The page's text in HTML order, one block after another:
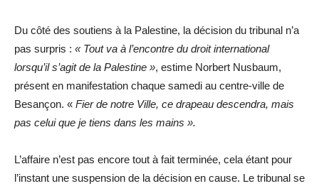
Du côté des soutiens à la Palestine, la décision du tribunal n’a
pas surpris : « Tout va à l’encontre du droit international
lorsqu’il s’agit de la Palestine », estime Norbert Nusbaum,
présent en manifestation chaque samedi au centre-ville de
Besançon. « Fier de notre Ville, ce drapeau descendra, mais
pas celui que je tiens dans les mains ».
L’affaire n’est pas encore tout à fait terminée, cela étant pour
l’instant une suspension de la décision en cause. Le tribunal se